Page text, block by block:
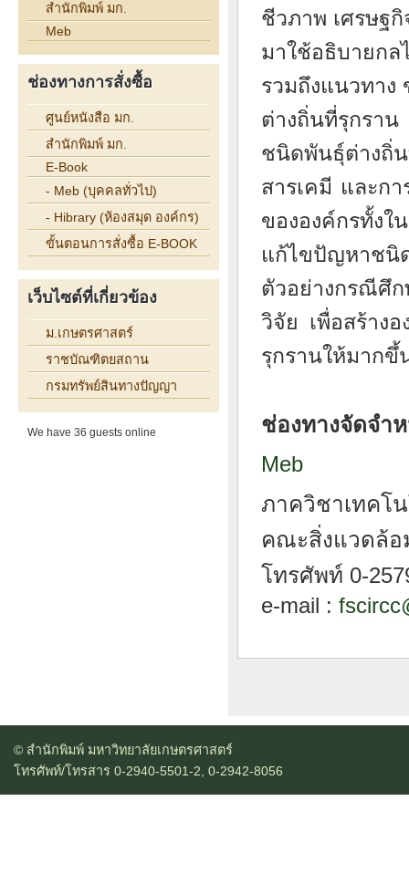
สำนักพิมพ์ มก.
Meb
ช่องทางการสั่งซื้อ
ศูนย์หนังสือ มก.
สำนักพิมพ์ มก.
E-Book
- Meb (บุคคลทั่วไป)
- Hibrary (ห้องสมุด องค์กร)
ขั้นตอนการสั่งซื้อ E-BOOK
เว็บไซต์ที่เกี่ยวข้อง
ม.เกษตรศาสตร์
ราชบัณฑิตยสถาน
กรมทรัพย์สินทางปัญญา
We have 36 guests online
ชีวภาพ เศรษฐ
มาใช้อธิบายก
รวมถึงแนวทาง
ต่างถิ่นที่รุกร
ชนิดพันธุ์ต่างถิ่
สารเคมี และก
ขององค์กรทั้งใ
แก้ไขปัญหาชนิ
ตัวอย่างกรณีศึ
วิจัย เพื่อสร้าง
รุกรานให้มากขึ้
ช่องทางจัดจำ
Meb
ภาควิชาเทคโ
คณะสิ่งแวดล้อ
โทรศัพท์ 0-
e-mail :
© สำนักพิมพ์ มหาวิทยาลัยเกษตรศาสตร์
โทรศัพท์/โทรสาร 0-2940-5501-2, 0-2942-8056